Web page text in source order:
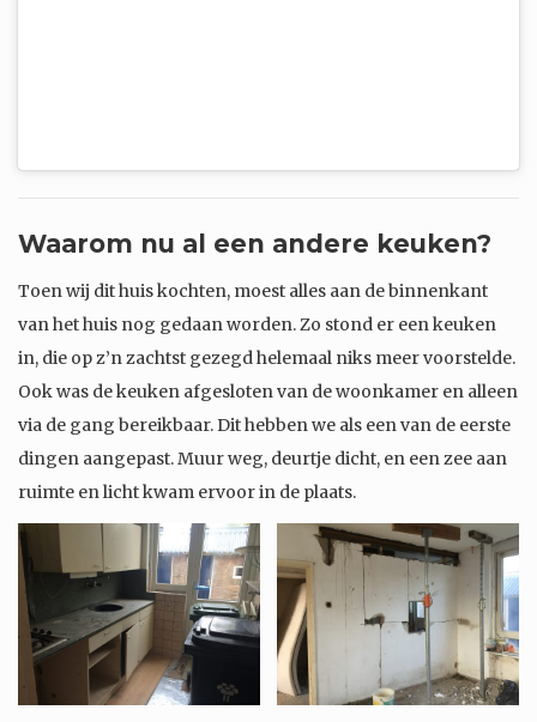
Waarom nu al een andere keuken?
Toen wij dit huis kochten, moest alles aan de binnenkant
van het huis nog gedaan worden. Zo stond er een keuken
in, die op z’n zachtst gezegd helemaal niks meer voorstelde.
Ook was de keuken afgesloten van de woonkamer en alleen
via de gang bereikbaar. Dit hebben we als een van de eerste
dingen aangepast. Muur weg, deurtje dicht, en een zee aan
ruimte en licht kwam ervoor in de plaats.